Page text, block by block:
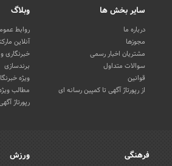
سایر بخش ها
درباره ما
مجوزها
مشتریان اخبار رسمی
سوالات متداول
قوانین
از رپورتاژ آگهی تا کمپین رسانه ای
وبلاگ
روابط
آنلاین
خبرنگاری
برندسازی
ویژه
مطالب
رپورتاژ
فرهنگی ورزش